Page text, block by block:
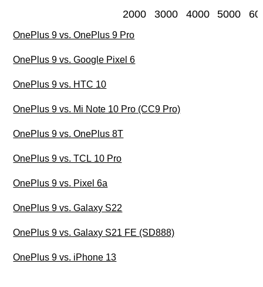
2000 3000 4000 5000
OnePlus 9 vs. OnePlus 9 Pro
OnePlus 9 vs. Google Pixel 6
OnePlus 9 vs. HTC 10
OnePlus 9 vs. Mi Note 10 Pro (CC9 Pro)
OnePlus 9 vs. OnePlus 8T
OnePlus 9 vs. TCL 10 Pro
OnePlus 9 vs. Pixel 6a
OnePlus 9 vs. Galaxy S22
OnePlus 9 vs. Galaxy S21 FE (SD888)
OnePlus 9 vs. iPhone 13